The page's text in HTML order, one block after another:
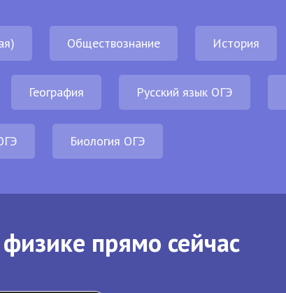
Обществознание История
География Русский язык ОГЭ
Биология ОГЭ
прямо сейчас